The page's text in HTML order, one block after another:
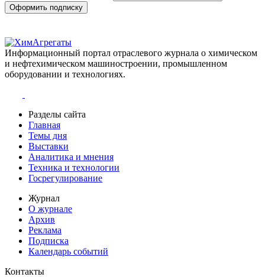
Оформить подписку
Информационный портал отраслевого журнала о химическом
и нефтехимическом машиностроении, промышленном
оборудовании и технологиях.
Разделы сайта
Главная
Темы дня
Выставки
Аналитика и мнения
Техника и технологии
Госрегулирование
Журнал
О журнале
Архив
Реклама
Подписка
Календарь событий
Контакты